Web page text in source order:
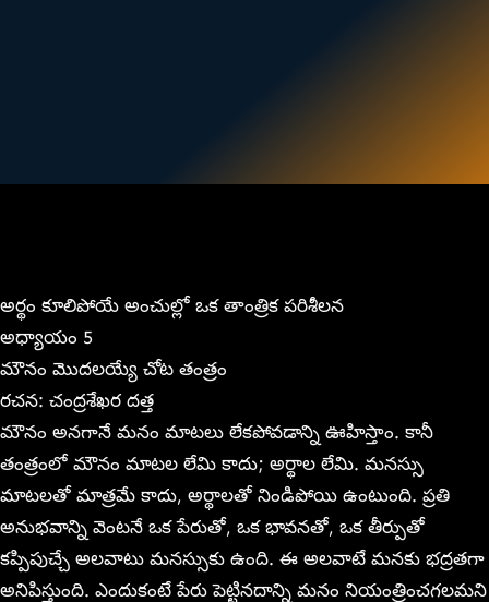
అర్థం కూలిపోయే అంచుల్లో ఒక తాంత్రిక పరిశీలన
అధ్యాయం 5
మౌనం మొదలయ్యే చోట తంత్రం
రచన: చంద్రశేఖర దత్త
మౌనం అనగానే మనం మాటలు లేకపోవడాన్ని ఊహిస్తాం. కానీ
తంత్రంలో మౌనం మాటల లేమి కాదు; అర్థాల లేమి. మనస్సు
మాటలతో మాత్రమే కాదు, అర్థాలతో నిండిపోయి ఉంటుంది. ప్రతి
అనుభవాన్ని వెంటనే ఒక పేరుతో, ఒక భావనతో, ఒక తీర్పుతో
కప్పిపుచ్చే అలవాటు మనస్సుకు ఉంది. ఈ అలవాటే మనకు భద్రతగా
అనిపిస్తుంది. ఎందుకంటే పేరు పెట్టినదాన్ని మనం నియంత్రించగలమని